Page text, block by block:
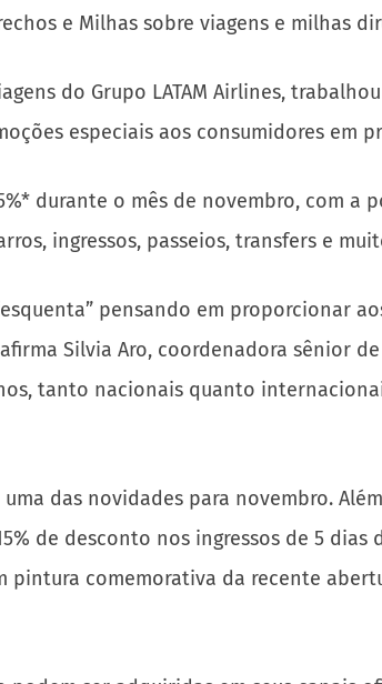
e Milhas sobre viagens e milhas
do Grupo LATAM Airlines,
especiais aos consumidores em
durante o mês de novembro, com
ingressos, passeios, transfers e
pensando em proporcionar
Silvia Aro, coordenadora sênior
tanto nacionais quanto
uma das novidades para novembro.
de desconto nos ingressos de 5
comemorativa da recente